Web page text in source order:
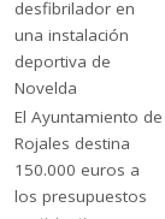
desfibrilador en
una instalación
deportiva de
Novelda
El Ayuntamiento de
Rojales destina
150.000 euros a
los presupuestos